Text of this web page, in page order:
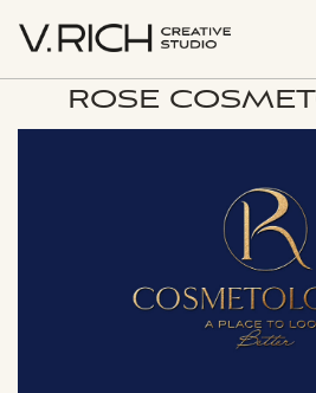
ROSE